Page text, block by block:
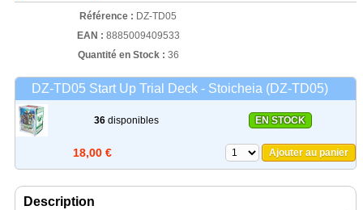
Référence : DZ-TD05
EAN : 8885009409533
Quantité en Stock : 36
DZ-TD05 Start Up Trial Deck - Stoicheia (DZ-TD05)
36disponibles EN STOCK
18,00 € Ajouter au panier
Description